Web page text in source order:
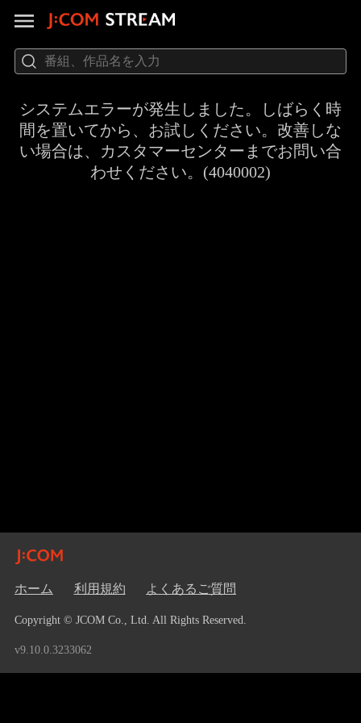
システムエラーが発生しました。しばらく時
間を置いてから、お試しください。改善しな
い場合は、カスタマーセンターまでお問い合
わせください。(4040002)
ホーム 利用規約 よくあるご質問
Copyright © JCOM Co., Ltd. All Rights Reserved.
v9.10.0.3233062